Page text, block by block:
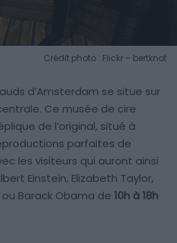
Crédit photo : Flickr – bertknot
d’Amsterdam se situe sur
Ce musée de cire
de l’original, situé à
parfaites de
les visiteurs qui auront ainsi
Einstein, Elizabeth Taylor,
Barack Obama de 10h à 18h